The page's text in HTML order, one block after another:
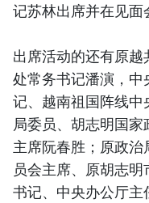
记苏林出席并在见面
出席活动的还有原
处常务书记潘演，
记、越南祖国阵线
局委员、胡志明国
主席阮春胜；原政
员会主席、原胡志
书记、中央办公厅